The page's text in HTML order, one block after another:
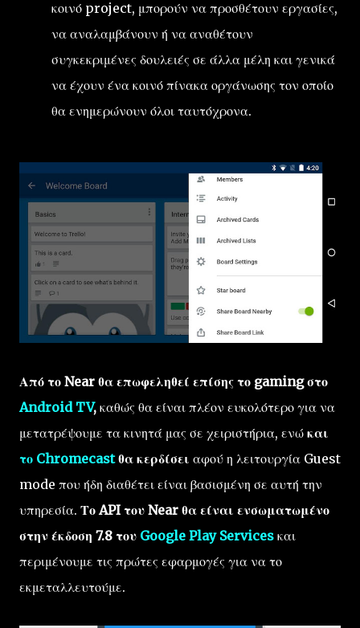
κοινό project, μπορούν να προσθέτουν εργασίες,
να αναλαμβάνουν ή να αναθέτουν
συγκεκριμένες δουλειές σε άλλα μέλη και γενικά
να έχουν ένα κοινό πίνακα οργάνωσης τον οποίο
θα ενημερώνουν όλοι ταυτόχρονα.
Από το Near θα επωφεληθεί επίσης το gaming στο
Android TV, καθώς θα είναι πλέον ευκολότερο για να
μετατρέψουμε τα κινητά μας σε χειριστήρια, ενώ και
το Chromecastθα κερδίσει αφού η λειτουργία Guest
mode που ήδη διαθέτει είναι βασισμένη σε αυτή την
υπηρεσία. Το API του Near θα είναι ενσωματωμένο
στην έκδοση 7.8 του Google Play Services και
περιμένουμε τις πρώτες εφαρμογές για να το
εκμεταλλευτούμε.